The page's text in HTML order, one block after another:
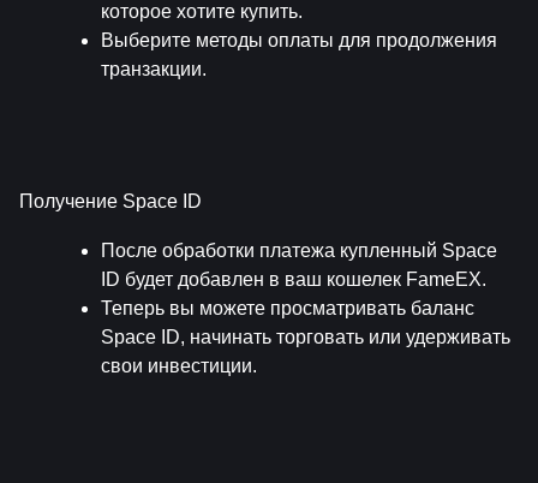
которое хотите купить.
Выберите методы оплаты для продолжения
транзакции.
Получение Space ID
После обработки платежа купленный Space
ID будет добавлен в ваш кошелек FameEX.
Теперь вы можете просматривать баланс
Space ID, начинать торговать или удерживать
свои инвестиции.